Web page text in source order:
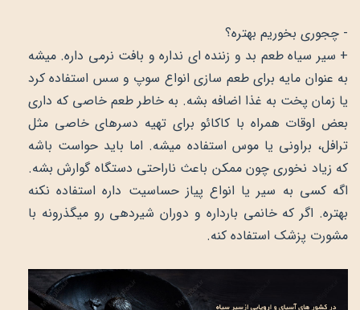
- چجوری بخوریم بهتره؟
+ سیر سیاه طعم بد و زننده ای نداره و بافت نرمی داره. میشه
به عنوان مایه برای طعم سازی انواع سوپ و سس استفاده کرد
یا زمان پخت به غذا اضافه بشه. به خاطر طعم خاصی که داری
بعض اوقات همراه با کاکائو برای تهیه دسرهای خاصی مثل
ترافل، براونی یا موس استفاده میشه. اما باید حواست باشه
که زیاد نخوری چون ممکن باعث ناراحتی دستگاه گوارش بشه.
اگه کسی به سیر یا انواع پیاز حساسیت داره استفاده نکنه
بهتره. اگر که خانمی بارداره و دوران شیردهی رو میگذرونه با
مشورت پزشک استفاده کنه.